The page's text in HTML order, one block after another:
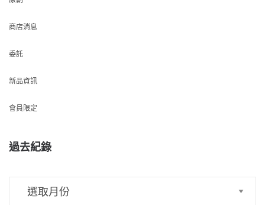
商店消息
委託
新品資訊
會員限定
過去紀錄